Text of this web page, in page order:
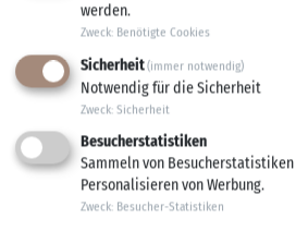
Leiter Finanzverwaltung/Kämmerei
Öhrlein, Sebastian
0931 9802 - 713
Geschäftsleiter
Pock, Shanine
0931 9802 - 722
Bürgerbüro
werden.
Zweck: Benötigte Cookies
Sicherheit(immer notwendig)
Notwendig für die Sicherheit
Zweck: Sicherheit
Besucherstatistiken
Sammeln von
Personalisieren von Werbung.
Zweck: Besucher-Statistiken